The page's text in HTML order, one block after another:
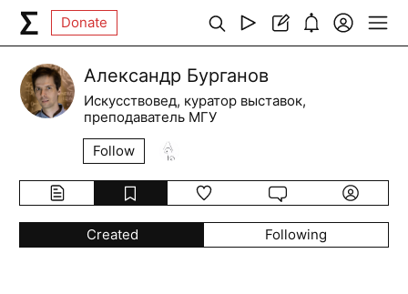
Donate
Александр Бурганов
Искусствовед, куратор выставок,
преподаватель МГУ
Follow
Created Following